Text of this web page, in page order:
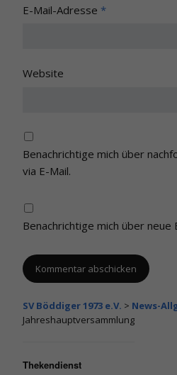
E-Mail-Adresse *
Website
Benachrichtige mich über
via E-Mail.
Benachrichtige mich über neue
Alternative:
SV Böddiger 1973 e.V. > News-
Jahreshauptversammlung
Thekendienst